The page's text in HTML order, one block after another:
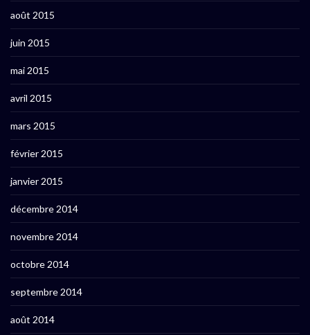
août 2015
juin 2015
mai 2015
avril 2015
mars 2015
février 2015
janvier 2015
décembre 2014
novembre 2014
octobre 2014
septembre 2014
août 2014